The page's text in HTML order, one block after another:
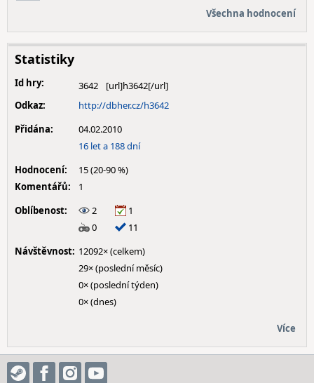
Všechna hodnocení
Statistiky
Id hry:
3642
Odkaz:
http://dbher.cz/h3642
Přidána:
04.02.2010
16 let a 188 dní
Hodnocení:
15 (20-90 %)
Komentářů:
1
Oblíbenost:
2
1
0
11
Návštěvnost: 12092× (celkem)
29× (poslední měsíc)
0× (poslední týden)
0× (dnes)
Více